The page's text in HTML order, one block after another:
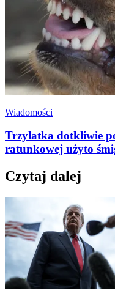
Wiadomości
Trzylatka dotkliwie
ratunkowej użyto
Czytaj dalej